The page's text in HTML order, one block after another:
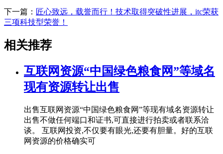
下一篇： 匠心致远，载誉而行！技术取得突破性进展，itc荣获
三项科技型荣誉！
相关推荐
互联网资源“中国绿色粮食网”等域名
现有资源转让出售
出售互联网资源“中国绿色粮食网”等现有域名资源转让
出售不做任何端口和证书,可直接进行拍卖或者联系洽
谈。 互联网投资,不仅要有眼光,还要有胆量。好的互联
网资源的价格确实可